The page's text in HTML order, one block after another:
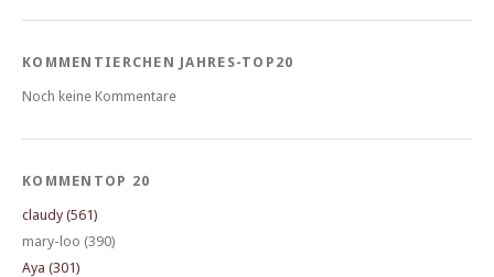
KOMMENTIERCHEN JAHRES-TOP20
Noch keine Kommentare
KOMMENTOP 20
claudy (561)
mary-loo (390)
Aya (301)